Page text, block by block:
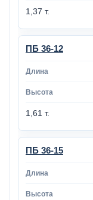
1,37 т.
ПБ 36-12
1,61 т.
ПБ 36-15